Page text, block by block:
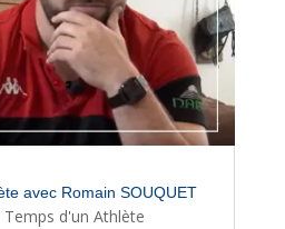
avec Romain SOUQUET
Temps d'un Athlète